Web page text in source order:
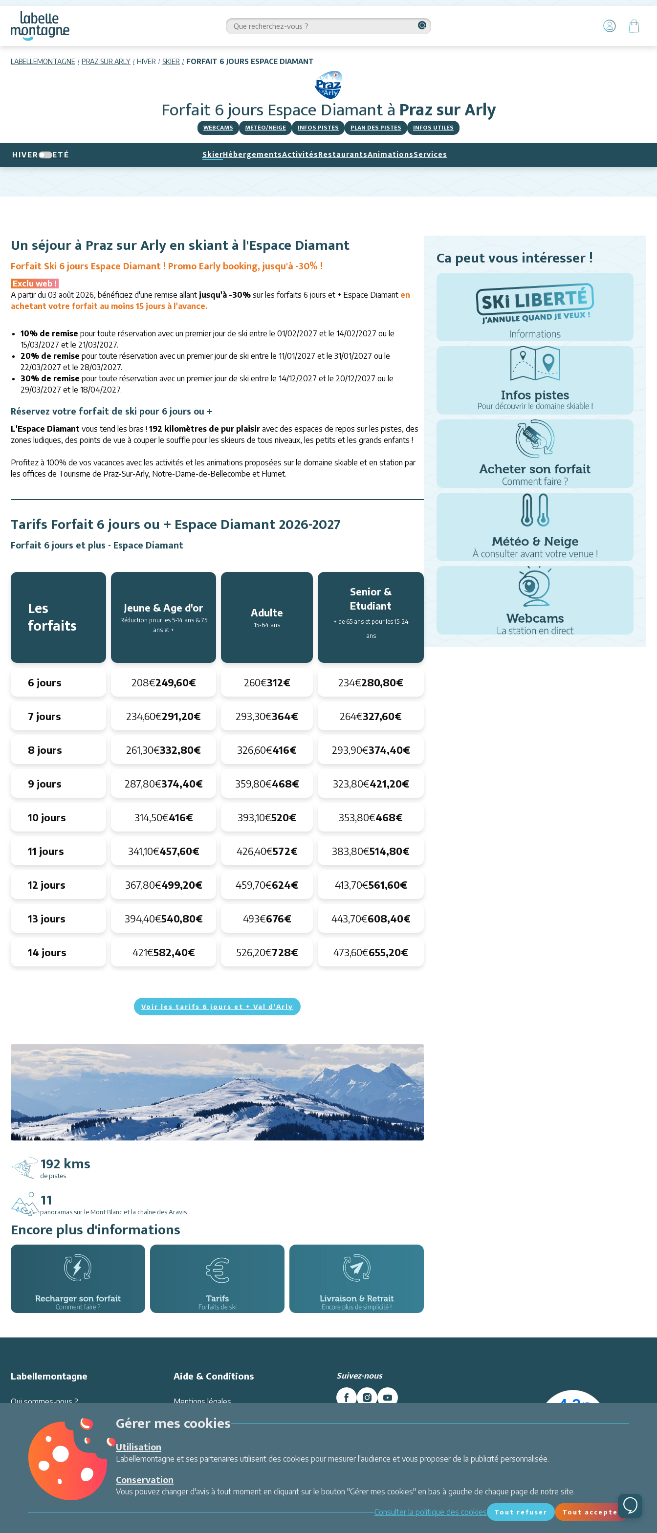
LABELLEMONTAGNE PRAZ SUR ARLY HIVER SKIER FORFAIT 6 JOURS ESPACE DIAMANT
Forfait 6 jours Espace Diamantà Praz sur Arly
WEBCAMS MÉTÉO/NEIGE INFOS PISTES PLAN DES PISTES INFOS UTILES
HIVER ETÉ SkierHébergementsActivitésRestaurantsAnimationsServices
Un séjour à Praz sur Arly en skiant à l'Espace Diamant
Forfait Ski 6 jours Espace Diamant ! Promo Early booking, jusqu'à -30% !
Exclu web !
A partir du 03 août 2026, bénéficiez d'une remise allant jusqu'à -30% sur les forfaits 6 jours et + Espace Diamant en
achetant votre forfait au moins 15 jours à l'avance.
10% de remise pour toute réservation avec un premier jour de ski entre le 01/02/2027 et le 14/02/2027 ou le
15/03/2027 et le 21/03/2027.
20% de remise pour toute réservation avec un premier jour de ski entre le 11/01/2027 et le 31/01/2027 ou le
22/03/2027 et le 28/03/2027.
30% de remise pour toute réservation avec un premier jour de ski entre le 14/12/2027 et le 20/12/2027 ou le
29/03/2027 et le 18/04/2027.
Réservez votre forfait de ski pour 6 jours ou +
L'Espace Diamant vous tend les bras ! 192 kilomètres de pur plaisir avec des espaces de repos sur les pistes, des
zones ludiques, des points de vue à couper le souffle pour les skieurs de tous niveaux, les petits et les grands enfants !
Profitez à 100% de vos vacances avec les activités et les animations proposées sur le domaine skiable et en station par
les offices de Tourisme de Praz-Sur-Arly, Notre-Dame-de-Bellecombe et Flumet.
Tarifs Forfait 6 jours ou + Espace Diamant 2026-2027
Forfait 6 jours et plus - Espace Diamant
Les
forfaits
Jeune & Age d'or
Réduction pour les 5-14 ans & 75
ans et +
Adulte
15-64 ans
Senior &
Etudiant
+ de 65 ans et pour les 15-24
ans
6 jours 208€249,60€ 260€312€ 234€280,80€
7 jours 234,60€291,20€ 293,30€364€ 264€327,60€
8 jours 261,30€332,80€ 326,60€416€ 293,90€374,40€
9 jours 287,80€374,40€ 359,80€468€ 323,80€421,20€
10 jours 314,50€416€ 393,10€520€ 353,80€468€
11 jours 341,10€457,60€ 426,40€572€ 383,80€514,80€
12 jours 367,80€499,20€ 459,70€624€ 413,70€561,60€
13 jours 394,40€540,80€ 493€676€ 443,70€608,40€
14 jours 421€582,40€ 526,20€728€ 473,60€655,20€
Voir les tarifs 6 jours et + Val d'Arly
192 kms
de pistes
11
panoramas sur le Mont Blanc et la chaîne des Aravis.
Encore plus d'informations
Ca peut vous intéresser !
Labellemontagne
Qui sommes-nous ?
Partenariats
Ambassadeurs
Presse
Contact
Aide & Conditions
Mentions légales
Protection des données
Conditions Générales de Vente
Environnement
Suivez-nous
Site réalisé par Valraiso
Gérer mes cookies
Utilisation
Labellemontagne et ses partenaires utilisent des cookies pour mesurer l'audience et vous proposer de la publicité personnalisée.
Conservation
Vous pouvez changer d'avis à tout moment en cliquant sur le bouton "Gérer mes cookies" en bas à gauche de chaque page de notre site.
Consulter la politique des cookies Tout refuser Tout accepter